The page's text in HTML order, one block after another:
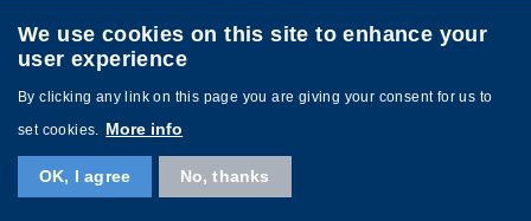
We use cookies on this site to enhance your
user experience
By clicking any link on this page you are giving your consent for us to
set cookies. More info
OK, I agree No, thanks